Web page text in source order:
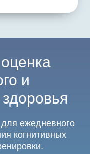
и
ежедневного
когнитивных